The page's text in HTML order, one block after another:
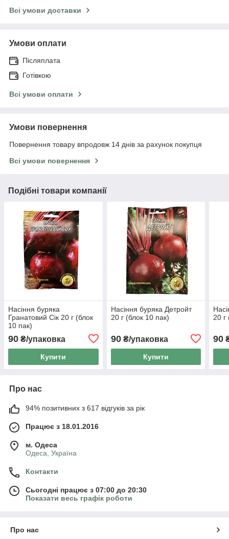
Всі умови доставки
Умови оплати
Післяплата
Готівкою
Всі умови оплати
Умови повернення
Повернення товару впродовж 14 днів за рахунок покупця
Всі умови повернення
Подібні товари компанії
Насіння буряка
Гранатовий Сік 20 г (блок
10 пак)
90 ₴/упаковка
Купити
Насіння буряка Детройт
20 г (блок 10 пак)
90₴/упаковка
Купити
20 г
90
Про нас
94% позитивних з 617 відгуків за рік
Працює з 18.01.2016
м. Одеса
Одеса, Україна
Контакти
Сьогодні працює з 07:00 до 20:30
Показати весь графік роботи
Про нас